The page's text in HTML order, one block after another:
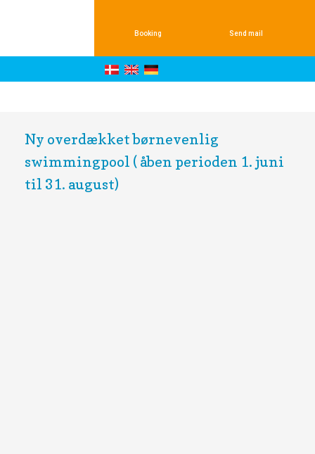
Booking Send mail
​
Ny overdækket børnevenlig
swimmingpool ( åben perioden 1. juni
til 31. august)